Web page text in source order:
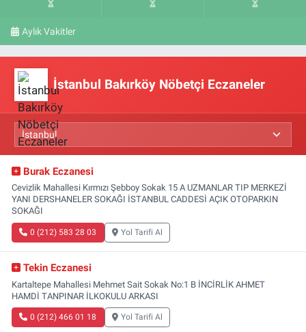
Aylık Vakitler
İstanbul Bakırköy Nöbetçi Eczaneler
Burak Eczanesi
Cevizlik Mahallesi Kırmızı Şebboy Sokak 15 A UZMANLAR TIP MERKEZİ
YANI DERSHANELER SOKAĞI İSTANBUL CADDESİ AÇIK OTOPARKIN
SOKAĞI
0 (212) 583 28 03 Yol Tarifi Al
Tekin Eczanesi
Kartaltepe Mahallesi Mehmet Sait Sokak No:1 B İNCİRLİK AHMET
HAMDİ TANPINAR İLKOKULU ARKASI
0 (212) 466 01 18 Yol Tarifi Al